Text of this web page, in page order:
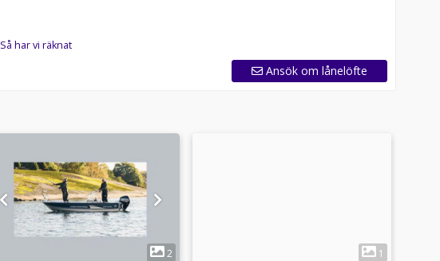
Så har vi räknat
Ansök om lånelöfte
2
1